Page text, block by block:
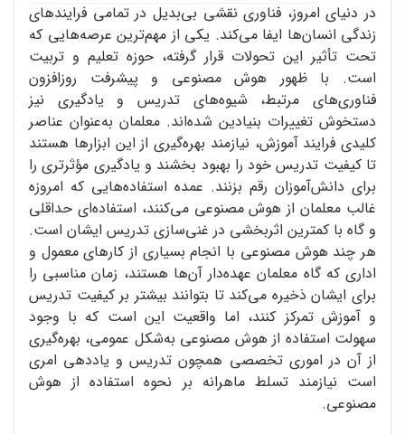
در دنیای امروز، فناوری نقشی بی‌بدیل در تمامی فرایندهای
زندگی انسان‌ها ایفا می‌کند. یکی از مهم‌ترین عرصه‌هایی که
تحت تأثیر این تحولات قرار گرفته، حوزه تعلیم و تربیت
است. با ظهور هوش مصنوعی و پیشرفت روزافزون
فناوری‌های مرتبط، شیوه‌های تدریس و یادگیری نیز
دستخوش تغییرات بنیادین شده‌اند. معلمان به‌عنوان عناصر
کلیدی فرایند آموزش، نیازمند بهره‌گیری از این ابزارها هستند
تا کیفیت تدریس خود را بهبود بخشند و یادگیری مؤثرتری را
برای دانش‌آموزان رقم بزنند. عمده استفاده‌هایی که امروزه
غالب معلمان از هوش مصنوعی می‌کنند، استفاده‌ای حداقلی
و گاه با کمترین اثربخشی در غنی‌سازی تدریس ایشان است.
هر چند هوش مصنوعی با انجام بسیاری از کارهای معمول و
اداری که گاه معلمان عهده‌دار آن‌ها هستند، زمان مناسبی را
برای ایشان ذخیره می‌کند تا بتوانند بیشتر بر کیفیت تدریس
و آموزش تمرکز کنند، اما واقعیت این است که با وجود
سهولت استفاده از هوش مصنوعی به‌شکل عمومی، بهره‌گیری
از آن در اموری تخصصی همچون تدریس و یاددهی امری
است نیازمند تسلط ماهرانه بر نحوه استفاده از هوش
مصنوعی.